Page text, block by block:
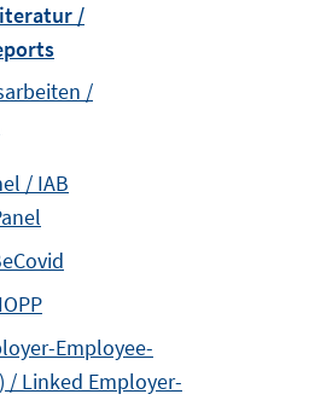
/
/
/ IAB
Employee-
/ Linked Employer-